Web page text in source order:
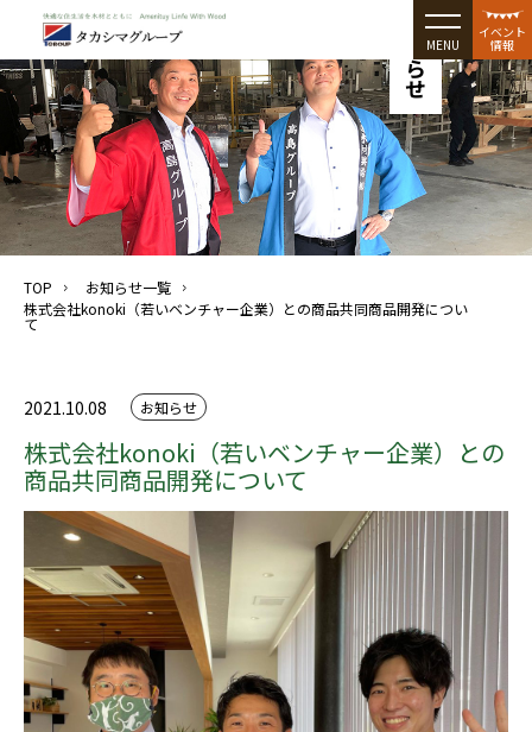
MENU
イベント
情報
お知らせ
TOP
お知らせ一覧
株式会社konoki（若いベンチャー企業）との商品共同商品開発につい
て
2021.10.08 お知らせ
株式会社konoki（若いベンチャー企業）との
商品共同商品開発について